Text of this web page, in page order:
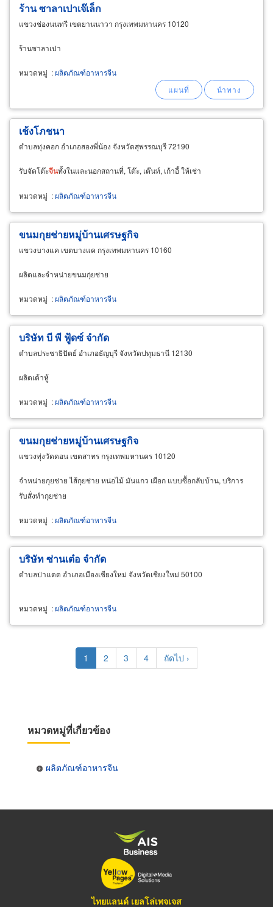
ร้าน ซาลาเปาเจ๊เล็ก
แขวงช่องนนทรี เขตยานนาวา กรุงเทพมหานคร 10120
ร้านซาลาเปา
หมวดหมู่ :ผลิตภัณฑ์อาหารจีน
เช้งโภชนา
ตำบลทุ่งคอก อำเภอสองพี่น้อง จังหวัดสุพรรณบุรี 72190
รับจัดโต๊ะจีนทั้งในและนอกสถานที่, โต๊ะ, เต๊นท์, เก้าอี้ ให้เช่า
หมวดหมู่ :ผลิตภัณฑ์อาหารจีน
ขนมกุยช่ายหมู่บ้านเศรษฐกิจ
แขวงบางแค เขตบางแค กรุงเทพมหานคร 10160
ผลิตและจำหน่ายขนมกุ่ยช่าย
หมวดหมู่ :ผลิตภัณฑ์อาหารจีน
บริษัท บี พี ฟู้ดซ์ จำกัด
ตำบลประชาธิปัตย์ อำเภอธัญบุรี จังหวัดปทุมธานี 12130
ผลิตเต้าหู้
หมวดหมู่ :ผลิตภัณฑ์อาหารจีน
ขนมกุยช่ายหมู่บ้านเศรษฐกิจ
แขวงทุ่งวัดดอน เขตสาทร กรุงเทพมหานคร 10120
จำหน่ายกุยช่าย ไส้กุยช่าย หน่อไม้ มันแกว เผือก แบบซื้อกลับบ้าน, บริการ
รับสั่งทำกุยช่าย
หมวดหมู่ :ผลิตภัณฑ์อาหารจีน
บริษัท ซ่านเต๋อ จำกัด
ตำบลป่าแดด อำเภอเมืองเชียงใหม่ จังหวัดเชียงใหม่ 50100
หมวดหมู่ :ผลิตภัณฑ์อาหารจีน
Current
page
1 Page
2 Page
3 Page
4
Next
page
ถัดไป ›
หมวดหมู่ที่เกี่ยวข้อง
ผลิตภัณฑ์อาหารจีน
ไทยแลนด์ เยลโล่เพจเจส